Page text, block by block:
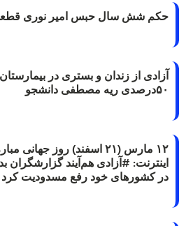
حکم شش سال حبس امیر نوری
آزادی از زندان و بستری در
۵۰درصدی ریه مصطفی دانشجو
۱۲ مارس (۲۱ اسفند) روز
در کشورهای خود رفع مسدودیت کرد